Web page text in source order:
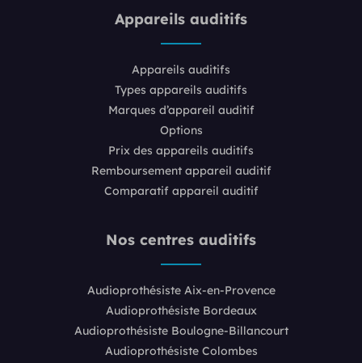
Appareils auditifs
Appareils auditifs
Types appareils auditifs
Marques d’appareil auditif
Options
Prix des appareils auditifs
Remboursement appareil auditif
Comparatif appareil auditif
Nos centres auditifs
Audioprothésiste Aix-en-Provence
Audioprothésiste Bordeaux
Audioprothésiste Boulogne-Billancourt
Audioprothésiste Colombes